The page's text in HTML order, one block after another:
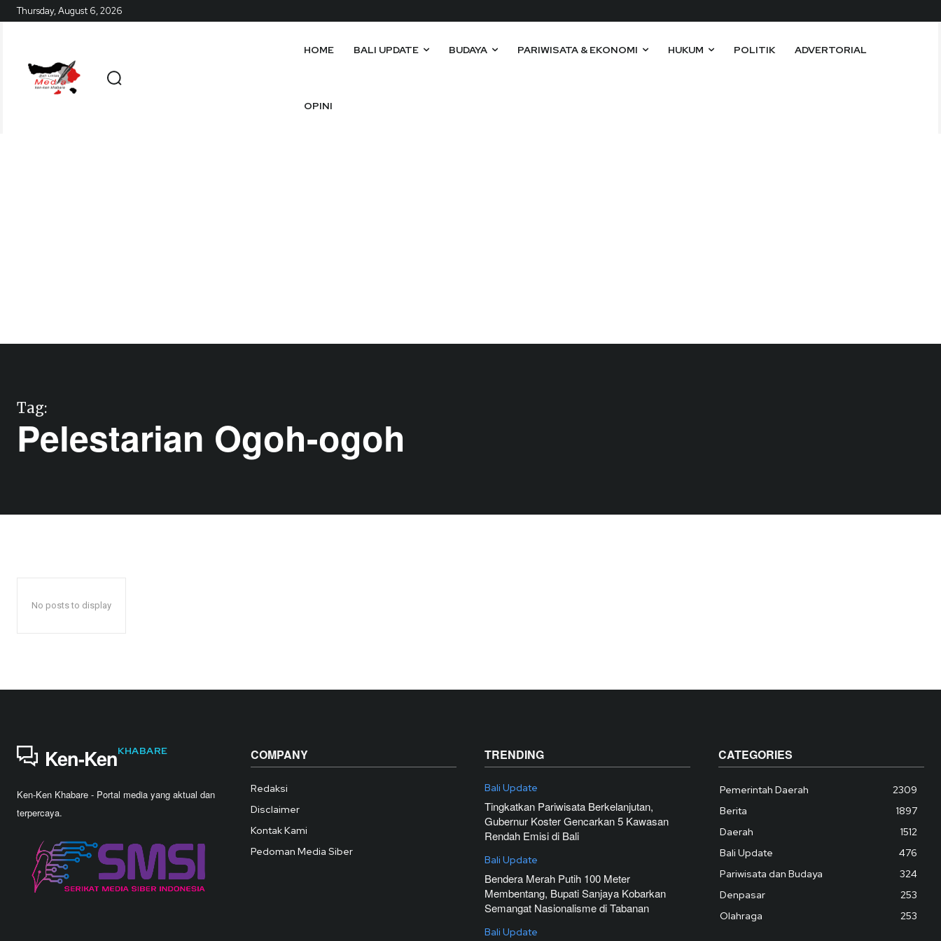
Thursday, August 6, 2026
HOME BALI UPDATE BUDAYA PARIWISATA & EKONOMI HUKUM POLITIK ADVERTORIAL
OPINI
Tag:
Pelestarian Ogoh-ogoh
No posts to display
Ken-KenKHABARE
Ken-Ken Khabare - Portal media yang aktual dan
terpercaya.
COMPANY
Redaksi
Disclaimer
Kontak Kami
Pedoman Media Siber
TRENDING
Bali Update
Tingkatkan Pariwisata Berkelanjutan,
Gubernur Koster Gencarkan 5 Kawasan
Rendah Emisi di Bali
Bali Update
Bendera Merah Putih 100 Meter
Membentang, Bupati Sanjaya Kobarkan
Semangat Nasionalisme di Tabanan
Bali Update
CATEGORIES
Pemerintah Daerah
2309
Berita
1897
Daerah
1512
Bali Update
476
Pariwisata dan Budaya
324
Denpasar
253
Olahraga
253